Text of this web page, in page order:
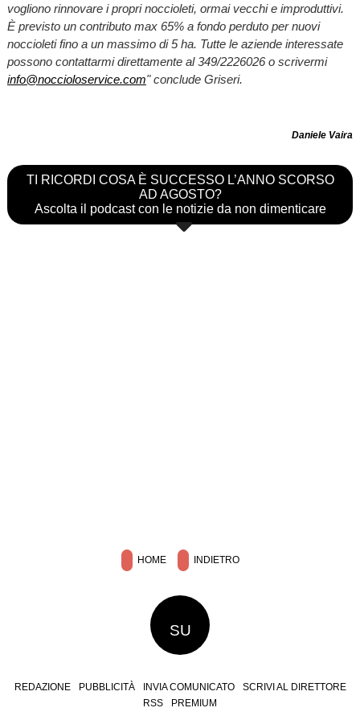
vogliono rinnovare i propri noccioleti, ormai vecchi e improduttivi.
È previsto un contributo max 65% a fondo perduto per nuovi
noccioleti fino a un massimo di 5 ha. Tutte le aziende interessate
possono contattarmi direttamente al 349/2226026 o scrivermi
info@noccioloservice.com" conclude Griseri.
Daniele Vaira
TI RICORDI COSA È SUCCESSO L’ANNO SCORSO
AD AGOSTO?
Ascolta il podcast con le notizie da non dimenticare
HOME INDIETRO
SU
REDAZIONE PUBBLICITÀ INVIA COMUNICATO
SCRIVI AL DIRETTORE
RSS
PREMIUM